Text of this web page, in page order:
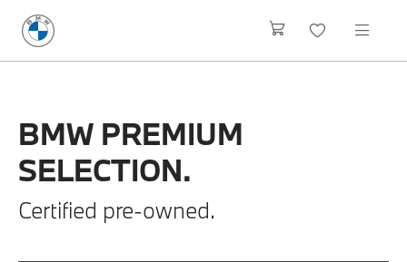
BMW PREMIUM
SELECTION.
Certified pre-owned.